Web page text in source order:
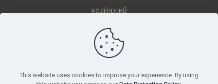
KÖZÉRDEKŰ
Értéktár
Pályázatok
Tudományos beszámoló, küldetésnyilatkozat
This website uses cookies to improve your experience. By using